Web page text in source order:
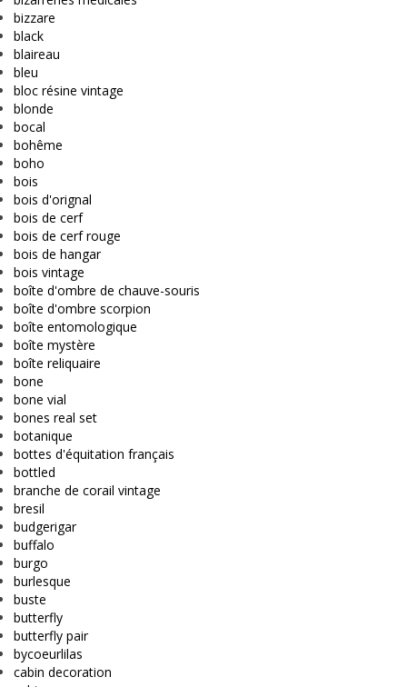
bizzare
black
blaireau
bleu
bloc résine vintage
blonde
bocal
bohême
boho
bois
bois d'orignal
bois de cerf
bois de cerf rouge
bois de hangar
bois vintage
boîte d'ombre de chauve-souris
boîte d'ombre scorpion
boîte entomologique
boîte mystère
boîte reliquaire
bone
bone vial
bones real set
botanique
bottes d'équitation français
bottled
branche de corail vintage
bresil
budgerigar
buffalo
burgo
burlesque
buste
butterfly
butterfly pair
bycoeurlilas
cabin decoration